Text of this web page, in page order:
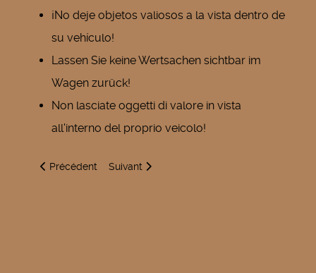
¡No deje objetos valiosos a la vista dentro de
su vehículo!
Lassen Sie keine Wertsachen sichtbar im
Wagen zurück!
Non lasciate oggetti di valore in vista
all'interno del proprio veicolo!
Article précédent : Témoins-Victimes de cambriolage
Précédent Article suivant : STIRTOM - Horaire de
Suivant